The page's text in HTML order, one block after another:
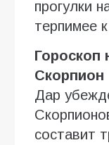
прогулки
терпимее
Гороскоп
Скорпион
Дар
составит